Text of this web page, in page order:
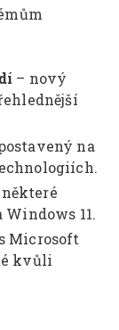
– nový
na
11.
Microsoft
kvůli